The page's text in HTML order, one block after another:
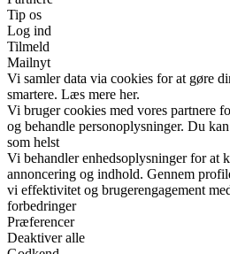
Tip os
Log ind
Tilmeld
Mailnyt
Vi samler data via cookies for at gøre
smartere. Læs mere her.
Vi bruger cookies med vores partnere
og behandle personoplysninger. Du
som helst
Vi behandler enhedsoplysninger for at
annoncering og indhold. Gennem
vi effektivitet og brugerengagement
forbedringer
Præferencer
Deaktiver alle